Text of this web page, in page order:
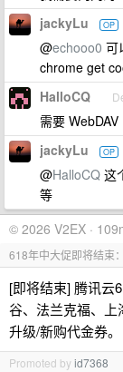
jackyLu OP
@echooo0 可
chrome get
HalloCQ
需要 WebDAV
jackyLu OP
@HalloCQ 这
等
© 2026 V2EX ·
618年中大促即将结束
[即将结束] 腾讯云
谷、法兰克福、
升级/新购代金券。
Promoted byid7368